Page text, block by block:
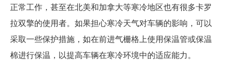
正常工作，甚至在北美和加拿大等寒冷地区也有很多卡罗
拉双擎的使用者。如果担心寒冷天气对车辆的影响，可以
采取一些保护措施，如在前进气栅格上使用保温管或保温
棉进行保温，以提高车辆在寒冷环境中的适应能力。